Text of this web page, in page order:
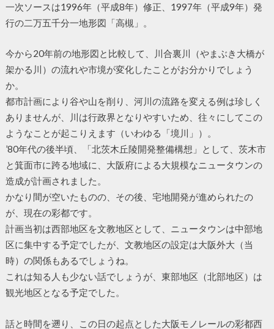
一次ソースは1996年（平成8年）修正、1997年（平成9年）発
行の二万五千分一地形図「高槻」。
今から20年前の地形図と比較して、川合裏川（やまぶき大橋が
架かる川）の流れや市境が変化したことがお分かりでしょう
か。
都市計画により谷や山を削り、河川の流路を変える例は珍しく
ありませんが、川は行政界となりやすいため、往々にしてこの
ようなことが起こりえます（いわゆる「境川」）。
’80年代の後半頃、「北茨木丘陵開発整備構想」として、茨木市
と箕面市に跨る地域に、大阪府による大規模なニュータウンの
造成が計画されました。
かなり間が空いたものの、その後、宅地開発が進められたの
が、現在の彩都です。
計画当初は西部地区を文教地区として、ニュータウンは中部地
区に集中する予定でしたが、文教地区の設定は大阪外大（当
時）の関係もあるでしょうね。
これは知る人も少ない話でしょうが、東部地区（北部地区）は
観光地区となる予定でした。
話と時間を遡り、この日の起点とした大阪モノレールの彩都西